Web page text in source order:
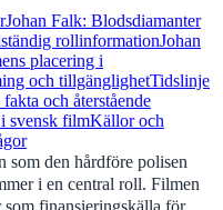
Johan Falk: Blodsdiamanter
rollinformationJohan
placering i
och tillgänglighetTidslinje
och återstående
svensk filmKällor och
som den hårdföre polisen
i en central roll. Filmen